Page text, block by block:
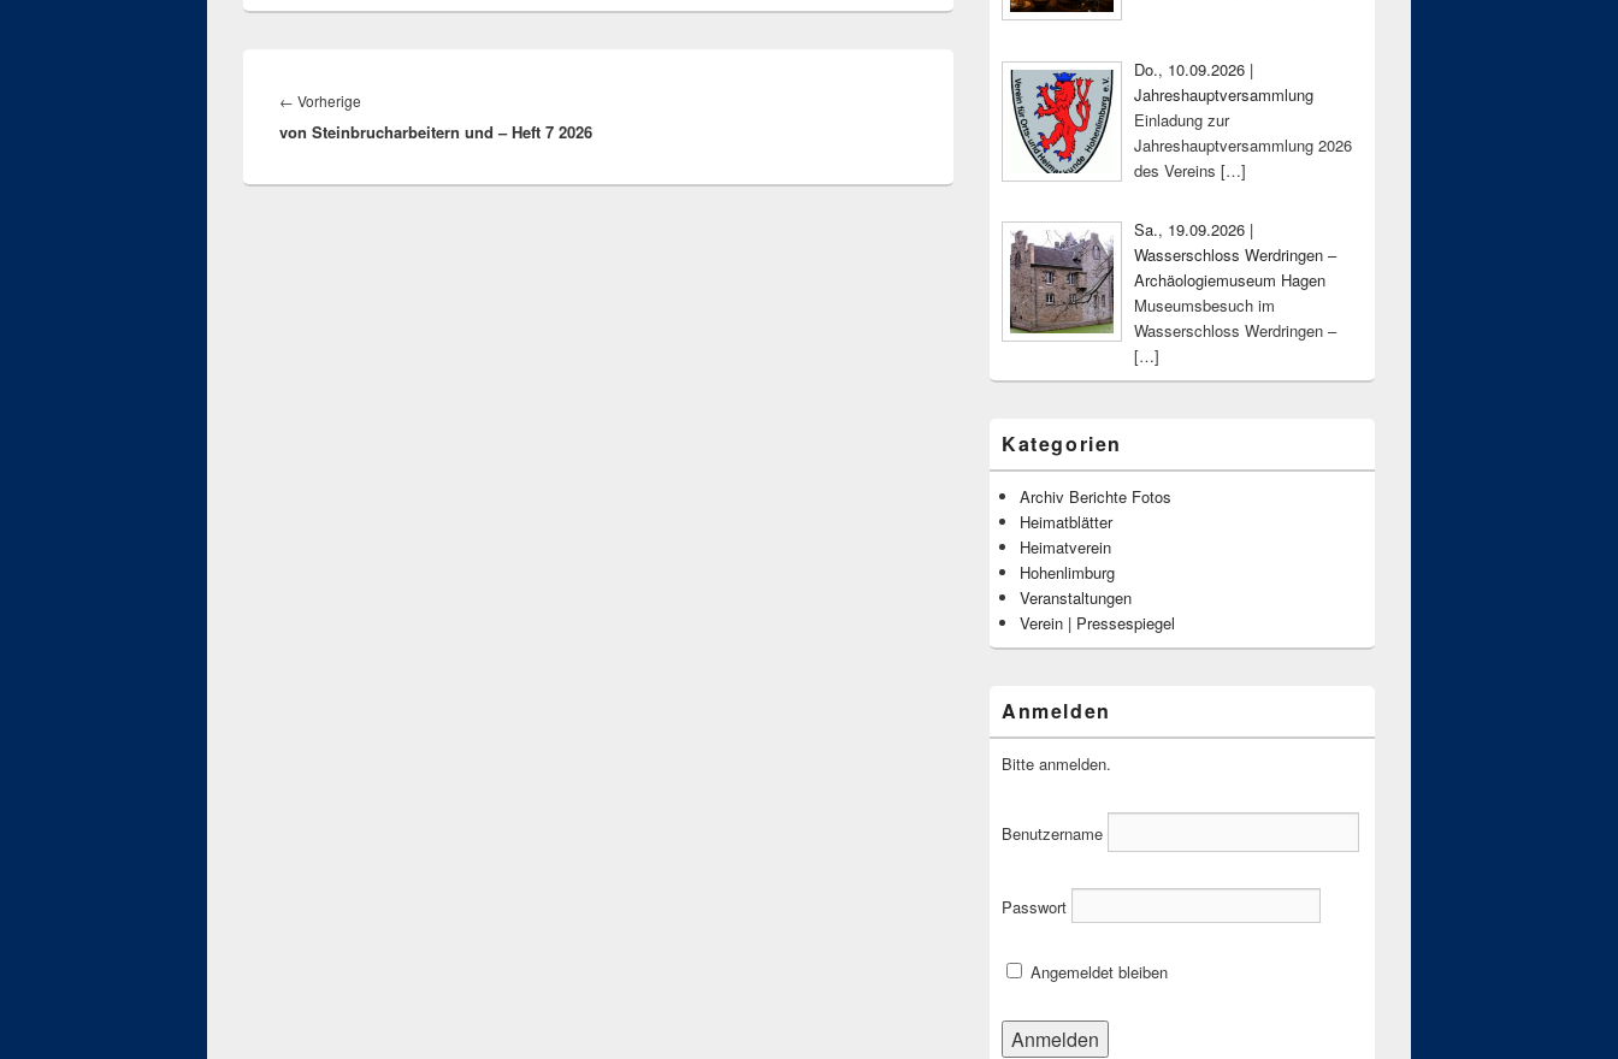
← Vorherige
Beitrag:
von Steinbrucharbeitern und – Heft 7 2026
Do., 10.09.2026 |
Jahreshauptversammlung
Einladung zur
Jahreshauptversammlung 2026
des Vereins […]
Sa., 19.09.2026 |
Wasserschloss Werdringen –
Archäologiemuseum Hagen
Museumsbesuch im
Wasserschloss Werdringen –
[…]
Kategorien
Archiv Berichte Fotos
Heimatblätter
Heimatverein
Hohenlimburg
Veranstaltungen
Verein | Pressespiegel
Anmelden
Bitte anmelden.
Benutzername
Passwort
Angemeldet bleiben